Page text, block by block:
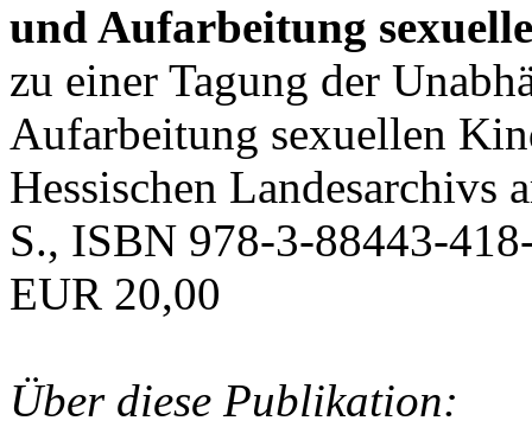
und Aufarbeitung
zu einer Tagung der
Aufarbeitung sexuellen
Hessischen Landesarchivs
S., ISBN 978-3-88443-
EUR 20,00
Über diese Publikation: